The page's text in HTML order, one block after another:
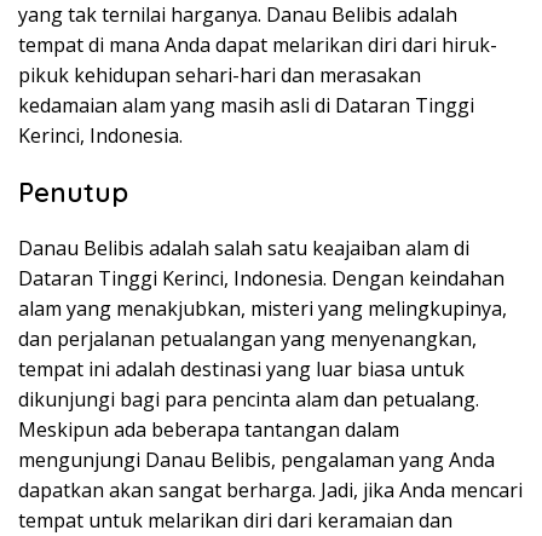
yang tak ternilai harganya. Danau Belibis adalah
tempat di mana Anda dapat melarikan diri dari hiruk-
pikuk kehidupan sehari-hari dan merasakan
kedamaian alam yang masih asli di Dataran Tinggi
Kerinci, Indonesia.
Penutup
Danau Belibis adalah salah satu keajaiban alam di
Dataran Tinggi Kerinci, Indonesia. Dengan keindahan
alam yang menakjubkan, misteri yang melingkupinya,
dan perjalanan petualangan yang menyenangkan,
tempat ini adalah destinasi yang luar biasa untuk
dikunjungi bagi para pencinta alam dan petualang.
Meskipun ada beberapa tantangan dalam
mengunjungi Danau Belibis, pengalaman yang Anda
dapatkan akan sangat berharga. Jadi, jika Anda mencari
tempat untuk melarikan diri dari keramaian dan